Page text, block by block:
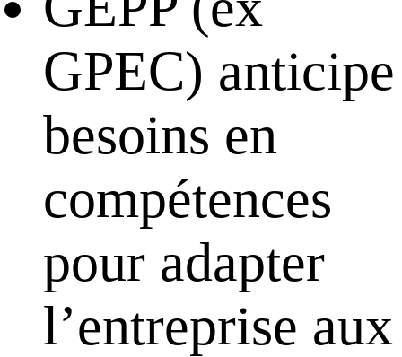
GPEC) anticipe
besoins en
compétences
pour adapter
l’entreprise aux